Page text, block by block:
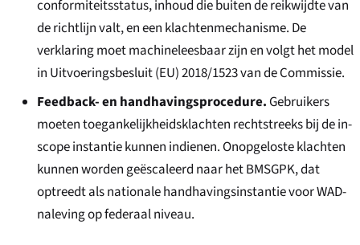
conformiteitsstatus, inhoud die buiten de reikwijdte van
de richtlijn valt, en een klachtenmechanisme. De
verklaring moet machineleesbaar zijn en volgt het model
in Uitvoeringsbesluit (EU) 2018/1523 van de Commissie.
Feedback- en handhavingsprocedure.Gebruikers
moeten toegankelijkheidsklachten rechtstreeks bij de in-
scope instantie kunnen indienen. Onopgeloste klachten
kunnen worden geëscaleerd naar het BMSGPK, dat
optreedt als nationale handhavingsinstantie voor WAD-
naleving op federaal niveau.